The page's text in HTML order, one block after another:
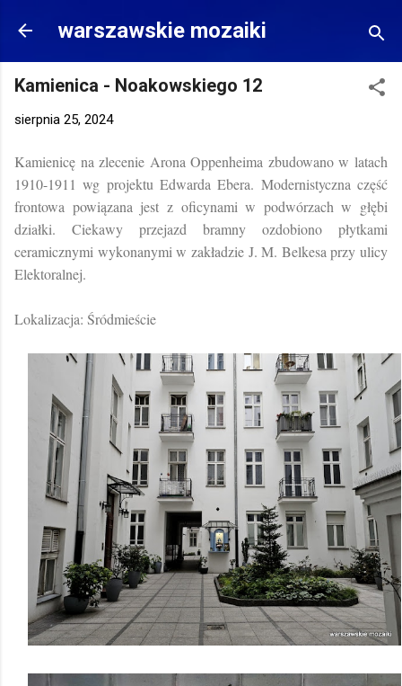
Przejdź do głównej zawartości
warszawskie mozaiki
Kamienica - Noakowskiego 12
sierpnia 25, 2024
Kamienicę na zlecenie Arona Oppenheima zbudowano w latach
1910-1911 wg projektu Edwarda Ebera. Modernistyczna część
frontowa powiązana jest z oficynami w podwórzach w głębi
działki. Ciekawy przejazd bramny ozdobiono płytkami
ceramicznymi wykonanymi w zakładzie J. M. Belkesa przy ulicy
Elektoralnej.
Lokalizacja: Śródmieście